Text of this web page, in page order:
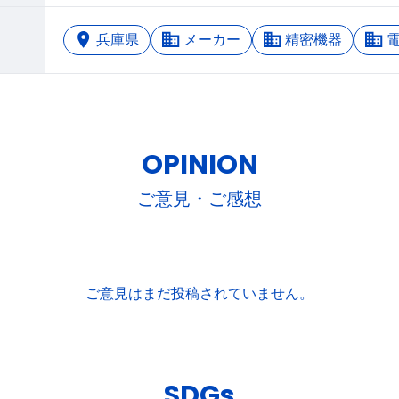
兵庫県 メーカー 精密機器
OPINION
ご意見・ご感想
ご意見はまだ投稿されていません。